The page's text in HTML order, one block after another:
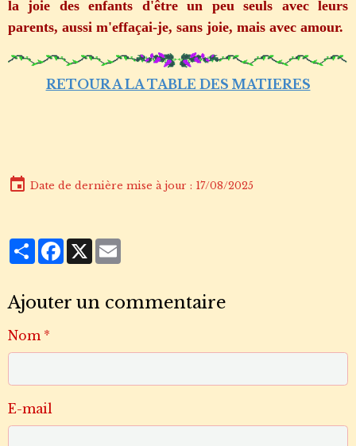
la joie des enfants d'être un peu seuls avec leurs
parents, aussi m'effaçai-je, sans joie, mais avec amour.
RETOUR A LA TABLE DES MATIERES
Date de dernière mise à jour : 17/08/2025
PartagerFacebook
X
Ajouter un commentaire
Nom
E-mail